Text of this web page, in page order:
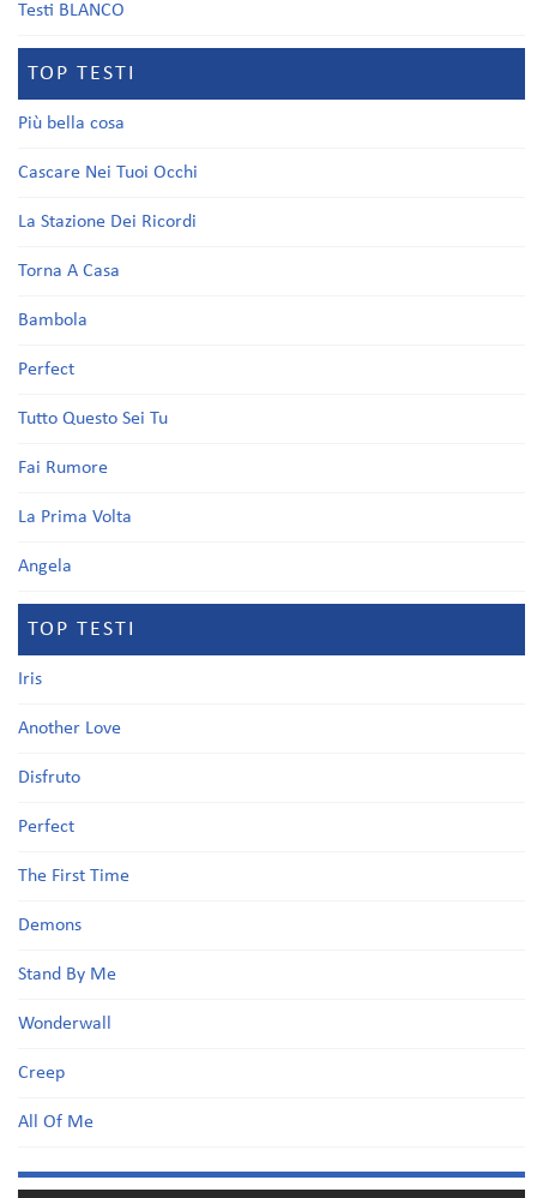
Testi BLANCO
TOP TESTI
Più bella cosa
Cascare Nei Tuoi Occhi
La Stazione Dei Ricordi
Torna A Casa
Bambola
Perfect
Tutto Questo Sei Tu
Fai Rumore
La Prima Volta
Angela
TOP TESTI
Iris
Another Love
Disfruto
Perfect
The First Time
Demons
Stand By Me
Wonderwall
Creep
All Of Me